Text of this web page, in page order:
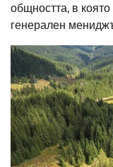
общността, в
генерален